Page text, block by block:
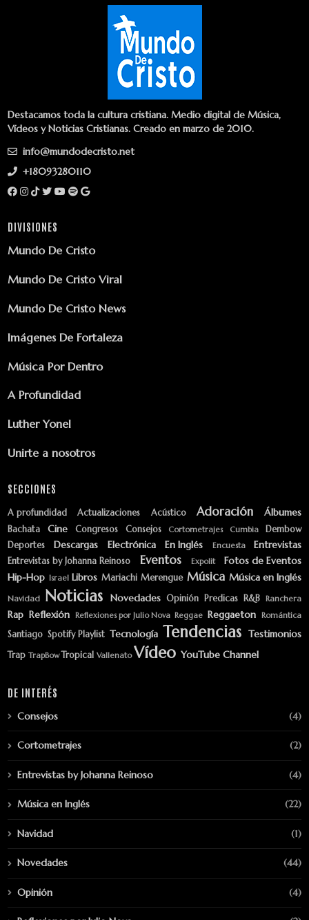
Destacamos toda la cultura cristiana. Medio digital de Música,
Vídeos y Noticias Cristianas. Creado en marzo de 2010.
info@mundodecristo.net
+18093280110
DIVISIONES
Mundo De Cristo
Mundo De Cristo Viral
Mundo De Cristo News
Imágenes De Fortaleza
Música Por Dentro
A Profundidad
Luther Yonel
Unirte a nosotros
SECCIONES
A profundidad Actualizaciones Acústico Adoración Álbumes
Bachata Cine Congresos Consejos Cortometrajes Cumbia
Dembow
Deportes
Descargas Electrónica En Inglés Encuesta Entrevistas
Entrevistas by Johanna Reinoso Eventos Expolit
Fotos de Eventos
Hip-Hop Israel Libros Mariachi Merengue Música Música en Inglés
Navidad Noticias Novedades Opinión Predicas R&B Ranchera
Rap Reflexión Reflexiones por Julio Nova Reggae Reggaeton Romántica
Santiago Spotify Playlist Tecnología Tendencias Testimonios
Trap TrapBow Tropical Vallenato Vídeo YouTube Channel
DE INTERÉS
Consejos (4)
Cortometrajes (2)
Entrevistas by Johanna Reinoso (4)
Música en Inglés (22)
Navidad (1)
Novedades (44)
Opinión (4)